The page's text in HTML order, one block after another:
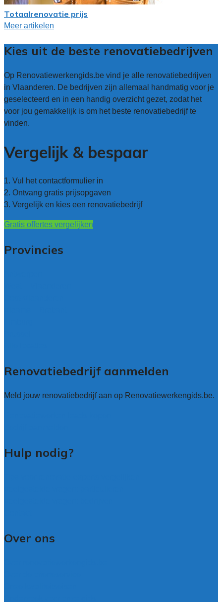
Totaalrenovatie prijs
Meer artikelen
Kies uit de beste renovatiebedrijven
Op Renovatiewerkengids.be vind je alle renovatiebedrijven
in Vlaanderen. De bedrijven zijn allemaal handmatig voor je
geselecteerd en in een handig overzicht gezet, zodat het
voor jou gemakkelijk is om het beste renovatiebedrijf te
vinden.
Vergelijk & bespaar
1. Vul het contactformulier in
2. Ontvang gratis prijsopgaven
3. Vergelijk en kies een renovatiebedrijf
Gratis offertes vergelijken
Provincies
Renovatiebedrijf aanmelden
Meld jouw renovatiebedrijf aan op Renovatiewerkengids.be.
Hulp nodig?
Over ons